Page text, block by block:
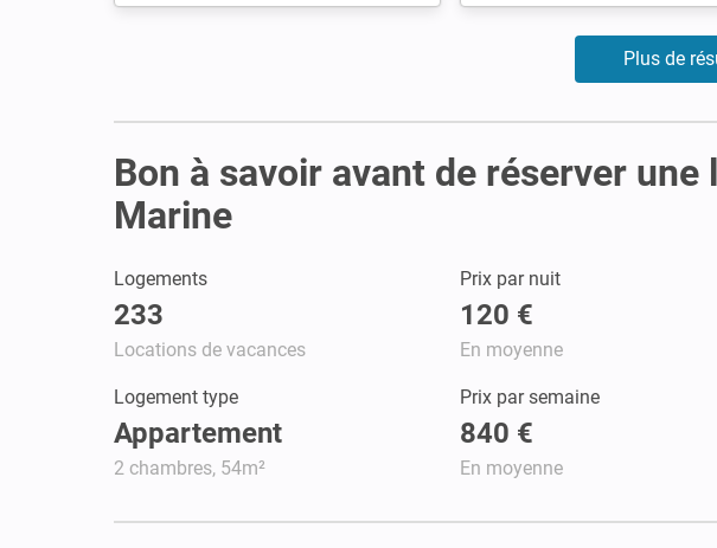
Plus de
Bon à savoir avant de réserver
Marine
Logements
233
Locations de vacances
Prix par nuit
120 €
En moyenne
Logement type
Appartement
2 chambres, 54m²
Prix par semaine
840 €
En moyenne